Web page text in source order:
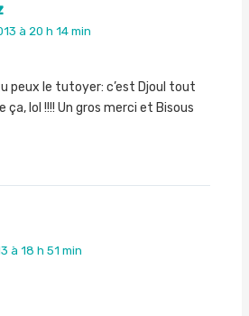
à 20 h 14 min
peux le tutoyer: c’est Djoul tout
ça, lol !!!! Un gros merci et Bisous
à 18 h 51 min